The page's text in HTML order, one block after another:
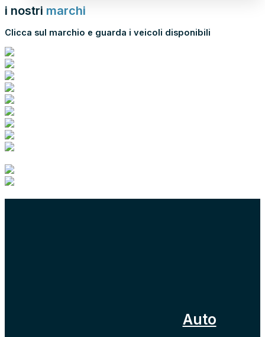
i nostri marchi
Clicca sul marchio e guarda i veicoli disponibili
Auto